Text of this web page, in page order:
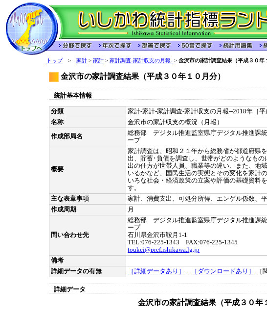
トップ> 家計 > 家計 > 家計調査-家計収支の月報- > 金沢市の家計調査結果（平成３０年
金沢市の家計調査結果（平成３０年１０月分）
統計基本情報
分類
家計-家計-家計調査-家計収支の月報--2018年［平
名称
金沢市の家計収支の概況（月報）
作成部局名
総務部 デジタル推進監室県庁デジタル推進課
ープ
概要
家計調査は、昭和２１年から総務省が都道府県
出、貯蓄･負債を調査し、世帯がどのようなもの
出の仕方が世帯人員、職業等の違い、また、地
いるかなど、国民生活の実態とその変化を家計
いろな社会・経済政策の立案や評価の基礎資料
す。
主な表章事項
家計、消費支出、可処分所得、エンゲル係数、
作成周期
月
問い合わせ先
総務部 デジタル推進監室県庁デジタル推進課
ープ
石川県金沢市鞍月1-1
TEL:076-225-1343 FAX:076-225-1345
toukei@pref.ishikawa.lg.jp
備考
詳細データの有無
［詳細データあり］ ［ダウンロードあり］ ［
詳細データ
金沢市の家計調査結果（平成３０年